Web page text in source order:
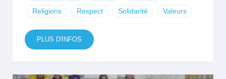
Religions Respect Solidarité Valeurs
PLUS D'INFOS